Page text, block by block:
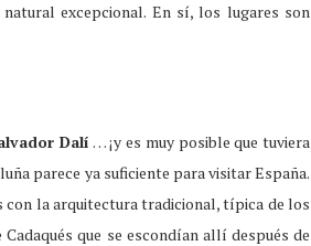
excepcional. En sí, los lugares son
Dalí … ¡y es muy posible que tuviera
parece ya suficiente para visitar España.
con la arquitectura tradicional, típica de los
que se escondían allí después de